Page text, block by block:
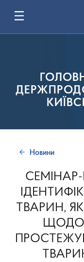
Новини
ТВАРИН,
ЩОДО